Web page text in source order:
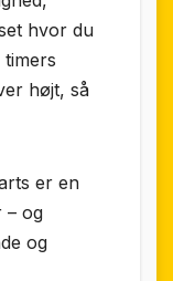
hvor du
højt, så
er en
– og
og